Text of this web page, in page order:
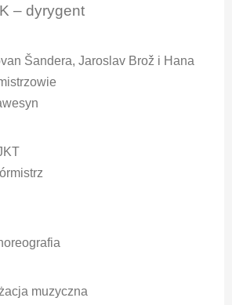
– dyrygent
Šandera, Jaroslav Brož i Hana
muzyczna